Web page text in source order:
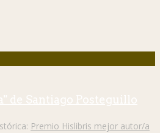
de Santiago Posteguillo
Premio Hislibris mejor autor/a